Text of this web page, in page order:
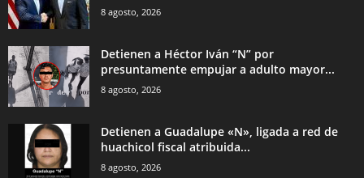
8 agosto, 2026
Detienen a Héctor Iván “N” por
presuntamente empujar a adulto mayor...
8 agosto, 2026
Detienen a Guadalupe «N», ligada a red de
huachicol fiscal atribuida...
8 agosto, 2026